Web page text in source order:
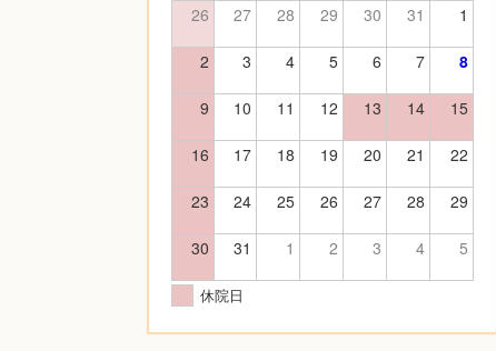
26 27 28 29 30 31 1
2 3 4 5 6 7 8
9 10 11 12 13 14 15
16 17 18 19 20 21 22
23 24 25 26 27 28 29
30 31 1 2 3 4 5
休院日